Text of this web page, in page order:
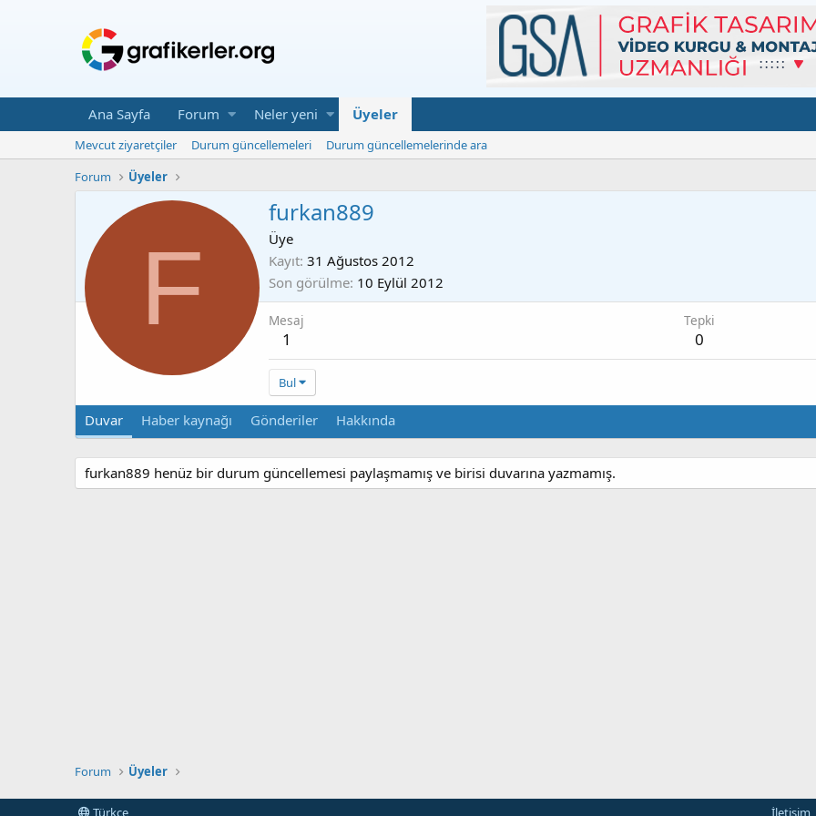
Ana Sayfa Forum Neler yeni Üyeler
Mevcut ziyaretçiler Durum güncellemeleri
Durum güncellemelerinde ara
Forum
Üyeler
F
furkan889
Üye
Kayıt 31 Ağustos 2012
Son görülme 10 Eylül 2012
Mesaj
1
Tepki
0
Bul
Duvar Haber kaynağı Gönderiler Hakkında
furkan889 henüz bir durum güncellemesi paylaşmamış ve birisi duvarına yazmamış.
Forum Üyeler
Türkçe İletişim